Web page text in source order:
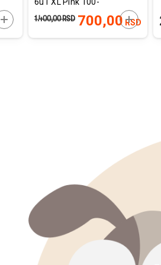
DODAJTE U KORPU700,00 RSD
1.400,00RSD